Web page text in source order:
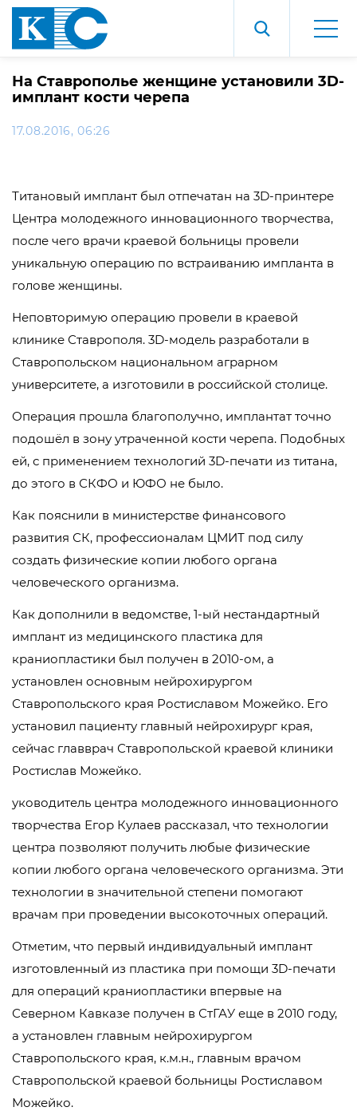
На Ставрополье женщине установили 3D-
имплант кости черепа
17.08.2016, 06:26
Титановый имплант был отпечатан на 3D-принтере
Центра молодежного инновационного творчества,
после чего врачи краевой больницы провели
уникальную операцию по встраиванию импланта в
голове женщины.
Неповторимую операцию провели в краевой
клинике Ставрополя. 3D-модель разработали в
Ставропольском национальном аграрном
университете, а изготовили в российской столице.
Операция прошла благополучно, имплантат точно
подошёл в зону утраченной кости черепа. Подобных
ей, с применением технологий 3D-печати из титана,
до этого в СКФО и ЮФО не было.
Как пояснили в министерстве финансового
развития СК, профессионалам ЦМИТ под силу
создать физические копии любого органа
человеческого организма.
Как дополнили в ведомстве, 1-ый нестандартный
имплант из медицинского пластика для
краниопластики был получен в 2010-ом, а
установлен основным нейрохирургом
Ставропольского края Ростиславом Можейко. Его
установил пациенту главный нейрохирург края,
сейчас главврач Ставропольской краевой клиники
Ростислав Можейко.
уководитель центра молодежного инновационного
творчества Егор Кулаев рассказал, что технологии
центра позволяют получить любые физические
копии любого органа человеческого организма. Эти
технологии в значительной степени помогают
врачам при проведении высокоточных операций.
Отметим, что первый индивидуальный имплант
изготовленный из пластика при помощи 3D-печати
для операций краниопластики впервые на
Северном Кавказе получен в СтГАУ еще в 2010 году,
а установлен главным нейрохирургом
Ставропольского края, к.м.н., главным врачом
Ставропольской краевой больницы Ростиславом
Можейко.